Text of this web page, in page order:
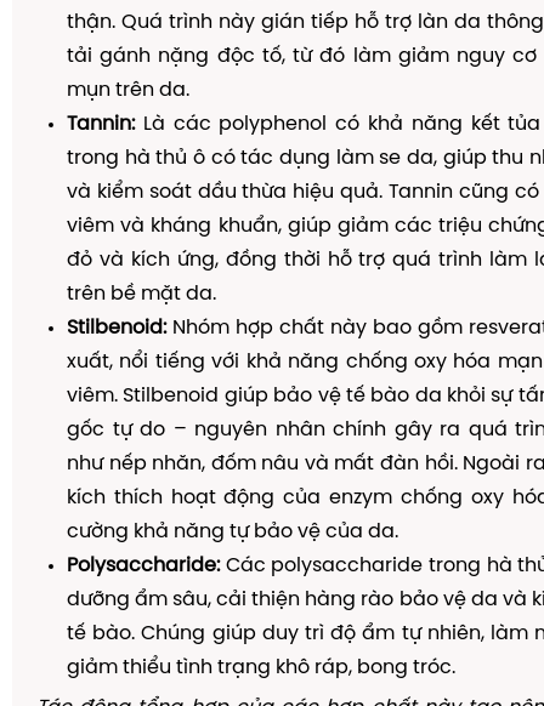
thận. Quá trình này gián tiếp hỗ trợ làn da
tải gánh nặng độc tố, từ đó làm giảm nguy cơ
mụn trên da.
Tannin:Là các polyphenol có khả năng kết tủa
trong hà thủ ô có tác dụng làm se da, giúp thu
và kiểm soát dầu thừa hiệu quả. Tannin cũng
viêm và kháng khuẩn, giúp giảm các triệu
đỏ và kích ứng, đồng thời hỗ trợ quá trình làm
trên bề mặt da.
Stilbenoid:Nhóm hợp chất này bao gồm
xuất, nổi tiếng với khả năng chống oxy hóa
viêm. Stilbenoid giúp bảo vệ tế bào da khỏi sự
gốc tự do – nguyên nhân chính gây ra quá
như nếp nhăn, đốm nâu và mất đàn hồi. Ngoài
kích thích hoạt động của enzym chống oxy
cường khả năng tự bảo vệ của da.
Polysaccharide:Các polysaccharide trong hà
dưỡng ẩm sâu, cải thiện hàng rào bảo vệ da và
tế bào. Chúng giúp duy trì độ ẩm tự nhiên, làm
giảm thiểu tình trạng khô ráp, bong tróc.